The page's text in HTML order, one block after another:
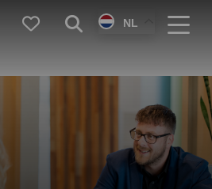
FavorietenZoekenNL